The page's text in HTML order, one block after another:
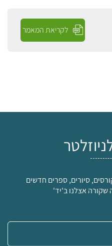
לקריאת המאמר
סיורים, ספרים חדשים
אצלנו ב'יד'